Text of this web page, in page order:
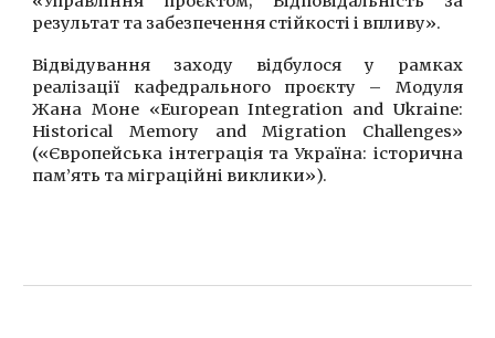
результат та забезпечення стійкості і впливу».
Відвідування заходу відбулося у рамках
реалізації кафедрального проєкту – Модуля
Жана Моне «European Integration and Ukraine:
Historical Memory and Migration Challenges»
(«Європейська інтеграція та Україна: історична
пам’ять та міграційні виклики»).